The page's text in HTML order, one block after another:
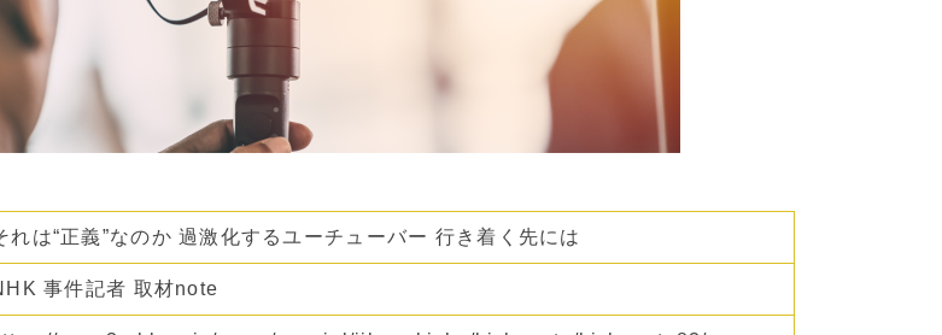
れは“正義”なのか 過激化するユーチューバー 行き着く先には
事件記者 取材note